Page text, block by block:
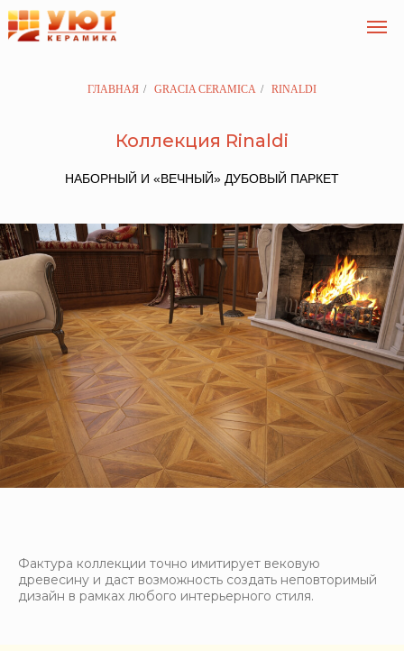
ГЛАВНАЯ / GRACIA CERAMICA / RINALDI
Коллекция Rinaldi
НАБОРНЫЙ И «ВЕЧНЫЙ» ДУБОВЫЙ ПАРКЕТ
Фактура коллекции точно имитирует вековую
древесину и даст возможность создать неповторимый
дизайн в рамках любого интерьерного стиля.